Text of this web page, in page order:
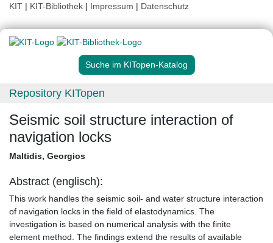
KIT | KIT-Bibliothek | Impressum | Datenschutz
Suche im KITopen-Katalog
Repository KITopen
Seismic soil structure interaction of
navigation locks
Maltidis, Georgios
Abstract (englisch):
This work handles the seismic soil- and water structure interaction
of navigation locks in the field of elastodynamics. The
investigation is based on numerical analysis with the finite
element method. The findings extend the results of available